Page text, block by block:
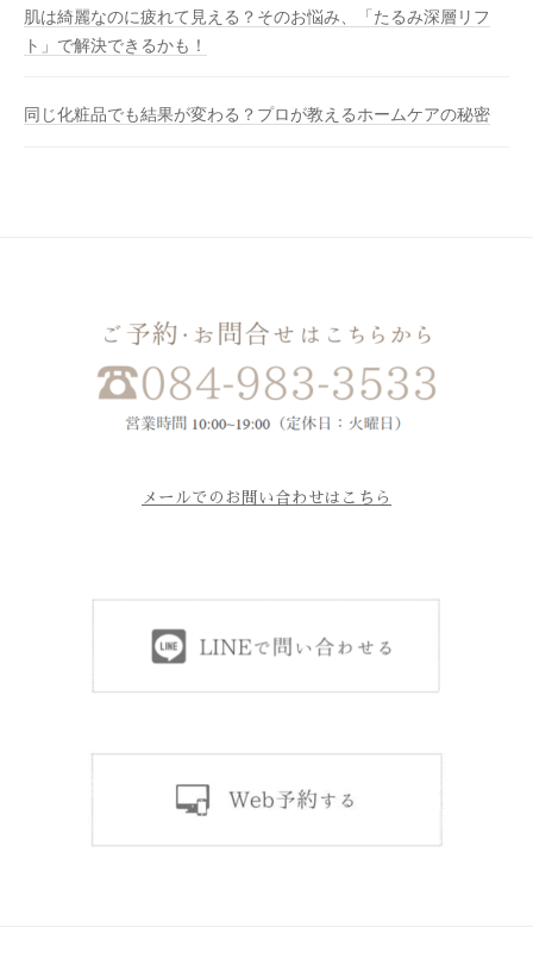
肌は綺麗なのに疲れて見える？そのお悩み、「たるみ深層リフ
ト」で解決できるかも！
同じ化粧品でも結果が変わる？プロが教えるホームケアの秘密
メールでのお問い合わせはこちら